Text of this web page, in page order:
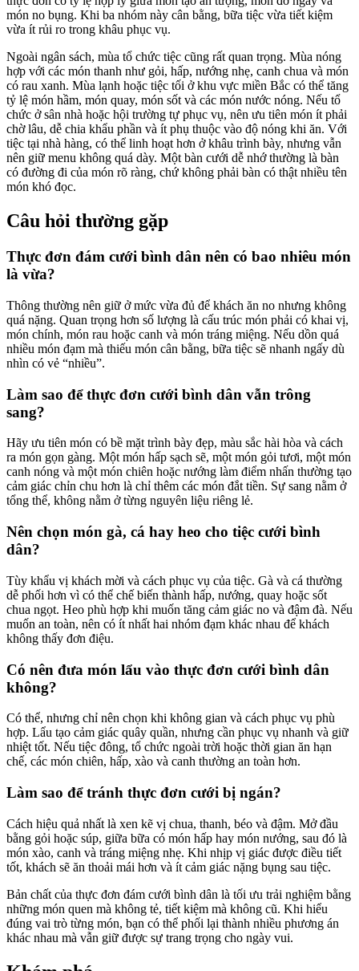
món no bụng. Khi ba nhóm này cân bằng, bữa tiệc vừa tiết kiệm
vừa ít rủi ro trong khâu phục vụ.
Ngoài ngân sách, mùa tổ chức tiệc cũng rất quan trọng. Mùa nóng
hợp với các món thanh như gỏi, hấp, nướng nhẹ, canh chua và món
có rau xanh. Mùa lạnh hoặc tiệc tối ở khu vực miền Bắc có thể tăng
tỷ lệ món hầm, món quay, món sốt và các món nước nóng. Nếu tổ
chức ở sân nhà hoặc hội trường tự phục vụ, nên ưu tiên món ít phải
chờ lâu, dễ chia khẩu phần và ít phụ thuộc vào độ nóng khi ăn. Với
tiệc tại nhà hàng, có thể linh hoạt hơn ở khâu trình bày, nhưng vẫn
nên giữ menu không quá dày. Một bàn cưới dễ nhớ thường là bàn
có đường đi của món rõ ràng, chứ không phải bàn có thật nhiều tên
món khó đọc.
Câu hỏi thường gặp
Thực đơn đám cưới bình dân nên có bao nhiêu món
là vừa?
Thông thường nên giữ ở mức vừa đủ để khách ăn no nhưng không
quá nặng. Quan trọng hơn số lượng là cấu trúc món phải có khai vị,
món chính, món rau hoặc canh và món tráng miệng. Nếu dồn quá
nhiều món đạm mà thiếu món cân bằng, bữa tiệc sẽ nhanh ngấy dù
nhìn có vẻ “nhiều”.
Làm sao để thực đơn cưới bình dân vẫn trông
sang?
Hãy ưu tiên món có bề mặt trình bày đẹp, màu sắc hài hòa và cách
ra món gọn gàng. Một món hấp sạch sẽ, một món gỏi tươi, một món
canh nóng và một món chiên hoặc nướng làm điểm nhấn thường tạo
cảm giác chỉn chu hơn là chỉ thêm các món đắt tiền. Sự sang nằm ở
tổng thể, không nằm ở từng nguyên liệu riêng lẻ.
Nên chọn món gà, cá hay heo cho tiệc cưới bình
dân?
Tùy khẩu vị khách mời và cách phục vụ của tiệc. Gà và cá thường
dễ phối hơn vì có thể chế biến thành hấp, nướng, quay hoặc sốt
chua ngọt. Heo phù hợp khi muốn tăng cảm giác no và đậm đà. Nếu
muốn an toàn, nên có ít nhất hai nhóm đạm khác nhau để khách
không thấy đơn điệu.
Có nên đưa món lẩu vào thực đơn cưới bình dân
không?
Có thể, nhưng chỉ nên chọn khi không gian và cách phục vụ phù
hợp. Lẩu tạo cảm giác quây quần, nhưng cần phục vụ nhanh và giữ
nhiệt tốt. Nếu tiệc đông, tổ chức ngoài trời hoặc thời gian ăn hạn
chế, các món chiên, hấp, xào và canh thường an toàn hơn.
Làm sao để tránh thực đơn cưới bị ngán?
Cách hiệu quả nhất là xen kẽ vị chua, thanh, béo và đậm. Mở đầu
bằng gỏi hoặc súp, giữa bữa có món hấp hay món nướng, sau đó là
món xào, canh và tráng miệng nhẹ. Khi nhịp vị giác được điều tiết
tốt, khách sẽ ăn thoải mái hơn và ít cảm giác nặng bụng sau tiệc.
Bản chất của thực đơn đám cưới bình dân là tối ưu trải nghiệm bằng
những món quen mà không tẻ, tiết kiệm mà không cũ. Khi hiểu
đúng vai trò từng món, bạn có thể phối lại thành nhiều phương án
khác nhau mà vẫn giữ được sự trang trọng cho ngày vui.